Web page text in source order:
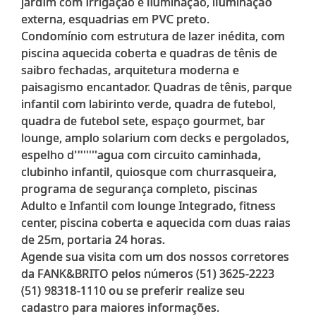
externa, esquadrias em PVC preto.
Condomínio com estrutura de lazer inédita, com
piscina aquecida coberta e quadras de tênis de
saibro fechadas, arquitetura moderna e
paisagismo encantador. Quadras de tênis, parque
infantil com labirinto verde, quadra de futebol,
quadra de futebol sete, espaço gourmet, bar
lounge, amplo solarium com decks e pergolados,
espelho d''''''''agua com circuito caminhada,
clubinho infantil, quiosque com churrasqueira,
programa de segurança completo, piscinas
Adulto e Infantil com lounge Integrado, fitness
center, piscina coberta e aquecida com duas raias
de 25m, portaria 24 horas.
Agende sua visita com um dos nossos corretores
da FANK&BRITO pelos números (51) 3625-2223
(51) 98318-1110 ou se preferir realize seu